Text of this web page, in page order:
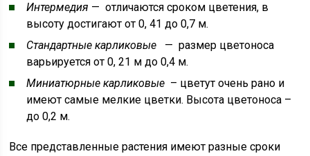
Интермедия — отличаются сроком цветения, в
высоту достигают от 0, 41 до 0,7 м.
Стандартные карликовые — размер цветоноса
варьируется от 0, 21 м до 0,4 м.
Миниатюрные карликовые – цветут очень рано и
имеют самые мелкие цветки. Высота цветоноса –
до 0,2 м.
Все представленные растения имеют разные сроки